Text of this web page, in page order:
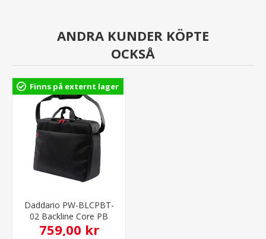
ANDRA KUNDER KÖPTE
OCKSÅ
Finns på externt lager
Daddario PW-BLCPBT-
02 Backline Core PB
Transport 2
759,00 kr